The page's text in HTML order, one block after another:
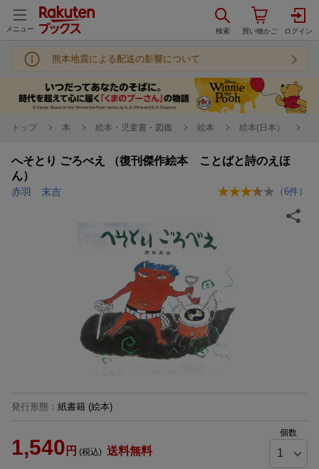
メニュー
熊本地震による配送の影響について
トップ 本 絵本・児童書・図鑑 絵本 絵本(日本）
へそとり ごろべえ （復刊傑作絵本 ことばと詩のえほ
ん）
赤羽 末吉 （6件）
発行形態 ： 紙書籍 (絵本)
1,540 円 (税込) 送料無料
個数